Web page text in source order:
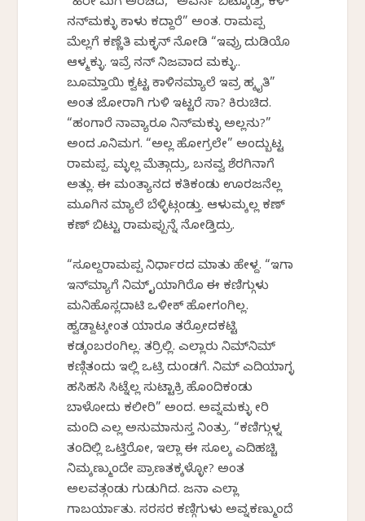
“ಹಿರೇ ಮಗ ಅರಚಿದ, “ಅವರ್ನ ಬಿಟ್ಕೊಡ್ರಿ, ಕಳ್‌
ನನ್‌ಮಕ್ಳು ಕಾಳು ಕದ್ದಾರೆ” ಅಂತ. ರಾಮಪ್ಪ
ಮೆಲ್ಲಗೆ ಕಣ್ಣೆತಿ ಮಕ್ಳನ್ ನೋಡಿ “ಇವ್ರು ದುಡಿಯೊ
ಆಳ್ಮಕ್ಳು. ಇವ್ರೆ ನನ್ ನಿಜವಾದ ಮಕ್ಳು..
ಬೂಮ್ತಾಯಿ ಕ್ವಟ್ಟ ಕಾಳಿನಮ್ಯಾಲೆ ಇವ್ರ ಹಕ್ಕೈತಿ”
ಅಂತ ಜೋರಾಗಿ ಗುಳಿ ಇಟ್ಟರೆ ಸಾಕೆ? ಕಿರುಚಿದ.
“ಹಂಗಾರೆ ನಾವ್ಯಾರೂ ನಿನ್‌ಮಕ್ಳು ಅಲ್ಲನು?”
ಅಂದ ಕೊನಿಮಗ. “ಅಲ್ಲ ಹೋಗ್ರಲೇ” ಅಂದ್ಬುಟ್ಟ
ರಾಮಪ್ಪ. ಮಕ್ಳೆಲ್ಲ ಮೆತ್ಗಾದ್ರು, ಬನವ್ವ ಶೆರಗಿನಾಗೆ
ಅತ್ಲು. ಈ ಮಂತ್ಯಾನದ ಕತಿಕಂಡು ಊರಜನೆಲ್ಲ
ಮೂಗಿನ ಮ್ಯಾಲೆ ಬೆಳ್ಳಿಟ್ಗಂಡ್ತು. ಆಳುಮಕ್ಕೆಲ್ಲ ಕಣ್
ಕಣ್ ಬಿಟ್ಟು ರಾಮಪ್ಪುನ್ನೆ ನೋಡ್ತಿದ್ರು.
“ಸೂಲ್ದರಾಮಪ್ಪ ನಿರ್ಧಾರದ ಮಾತು ಹೇಳ್ದ. “ಇಗಾ
ಇನ್‌ಮ್ಯಾಗೆ ನಿಮ್ ಕೈಯಾಗಿರೊ ಈ ಕಣಿಗ್ಗುಳು
ಮನಿಹೊಸ್ಲದಾಟಿ ಒಳೀಕ್ ಹೋಗಂಗಿಲ್ಲ.
ಹ್ವಡ್ದಾಟಕ್ಕೇಂತ ಯಾರೂ ತರ್ರೋದಕಟ್ಟಿ
ಕಡ್ಕಂಬರಂಗಿಲ್ಲ. ತರ್ರಿಲ್ಲಿ. ಎಲ್ಲಾರು ನಿಮ್‌ನಿಮ್
ಕಣ್ಗಿತಂದು ಇಲ್ಲಿ ಒಟ್ರಿ ದುಂಡಗೆ. ನಿಮ್ ಎದಿಯಾಗ್ಳ
ಹಸಿಹಸಿ ಸಿಟ್ನೆಲ್ಲ ಸುಟ್ಟಾಕ್ರಿ ಹೊಂದಿಕಂಡು
ಬಾಳೋದು ಕಲೀರಿ” ಅಂದ. ಅವ್ನಮಕ್ಳು ಕೇರಿ
ಮಂದಿ ಎಲ್ಲ ಅನುಮಾನುಸ್ತ ನಿಂತ್ರು. “ಕಣಿಗ್ಗುಳ್ನ
ತಂದಿಲ್ಲಿ ಒಟ್ತಿರೋ, ಇಲ್ಲಾ ಈ ಸೂಲಕ್ಕೆ ಎದಿಹಚ್ಚಿ
ನಿಮ್ಕಣ್ಮುಂದೇ ಪ್ರಾಣತಕ್ಕಳ್ಳೋ? ಅಂತ
ಅಲವತ್ಗಂಡು ಗುಡುಗಿದ. ಜನಾ ಎಲ್ಲಾ
ಗಾಬರ್ಯಾತು. ಸರಸರ ಕಣ್ಗಿಗುಳು ಅವ್ನಕಣ್ಮುಂದೆ